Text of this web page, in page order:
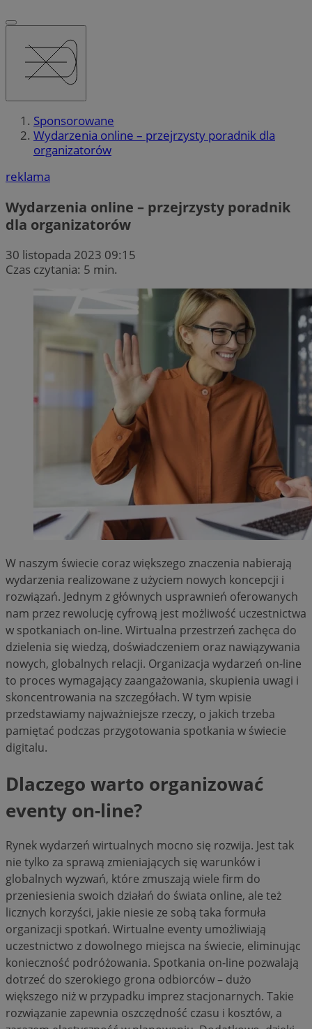
Sponsorowane
Wydarzenia online – przejrzysty poradnik dla
organizatorów
reklama
Wydarzenia online – przejrzysty poradnik
dla organizatorów
30 listopada 2023 09:15
Czas czytania: 5 min.
W naszym świecie coraz większego znaczenia nabierają
wydarzenia realizowane z użyciem nowych koncepcji i
rozwiązań. Jednym z głównych usprawnień oferowanych
nam przez rewolucję cyfrową jest możliwość uczestnictwa
w spotkaniach on-line. Wirtualna przestrzeń zachęca do
dzielenia się wiedzą, doświadczeniem oraz nawiązywania
nowych, globalnych relacji. Organizacja wydarzeń on-line
to proces wymagający zaangażowania, skupienia uwagi i
skoncentrowania na szczegółach. W tym wpisie
przedstawiamy najważniejsze rzeczy, o jakich trzeba
pamiętać podczas przygotowania spotkania w świecie
digitalu.
Dlaczego warto organizować
eventy on-line?
Rynek wydarzeń wirtualnych mocno się rozwija. Jest tak
nie tylko za sprawą zmieniających się warunków i
globalnych wyzwań, które zmuszają wiele firm do
przeniesienia swoich działań do świata online, ale też
licznych korzyści, jakie niesie ze sobą taka formuła
organizacji spotkań. Wirtualne eventy umożliwiają
uczestnictwo z dowolnego miejsca na świecie, eliminując
konieczność podróżowania. Spotkania on-line pozwalają
dotrzeć do szerokiego grona odbiorców – dużo
większego niż w przypadku imprez stacjonarnych. Takie
rozwiązanie zapewnia oszczędność czasu i kosztów, a